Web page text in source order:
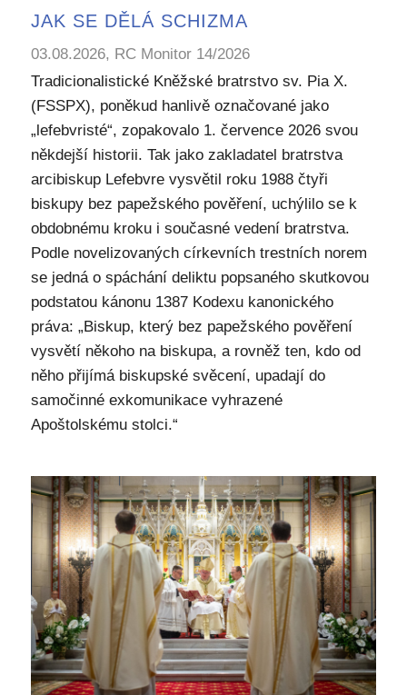
JAK SE DĚLÁ SCHIZMA
03.08.2026, RC Monitor 14/2026
Tradicionalistické Kněžské bratrstvo sv. Pia X.
(FSSPX), poněkud hanlivě označované jako
„lefebvristé“, zopakovalo 1. července 2026 svou
někdejší historii. Tak jako zakladatel bratrstva
arcibiskup Lefebvre vysvětil roku 1988 čtyři
biskupy bez papežského pověření, uchýlilo se k
obdobnému kroku i současné vedení bratrstva.
Podle novelizovaných církevních trestních norem
se jedná o spáchání deliktu popsaného skutkovou
podstatou kánonu 1387 Kodexu kanonického
práva: „Biskup, který bez papežského pověření
vysvětí někoho na biskupa, a rovněž ten, kdo od
něho přijímá biskupské svěcení, upadají do
samočinné exkomunikace vyhrazené
Apoštolskému stolci.“